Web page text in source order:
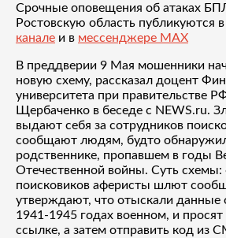
Срочные оповещения об атаках
Ростовскую область публикуются
канале и в мессенджере MAX
В преддверии 9 Мая мошенники
новую схему, рассказал доцент
университета при правительстве
Щербаченко в беседе с NEWS.ru.
выдают себя за сотрудников
сообщают людям, будто
родственнике, пропавшем в годы
Отечественной войны. Суть схемы:
поисковиков аферисты шлют
утверждают, что отыскали данные
1941-1945 годах военном, и просят
ссылке, а затем отправить код из